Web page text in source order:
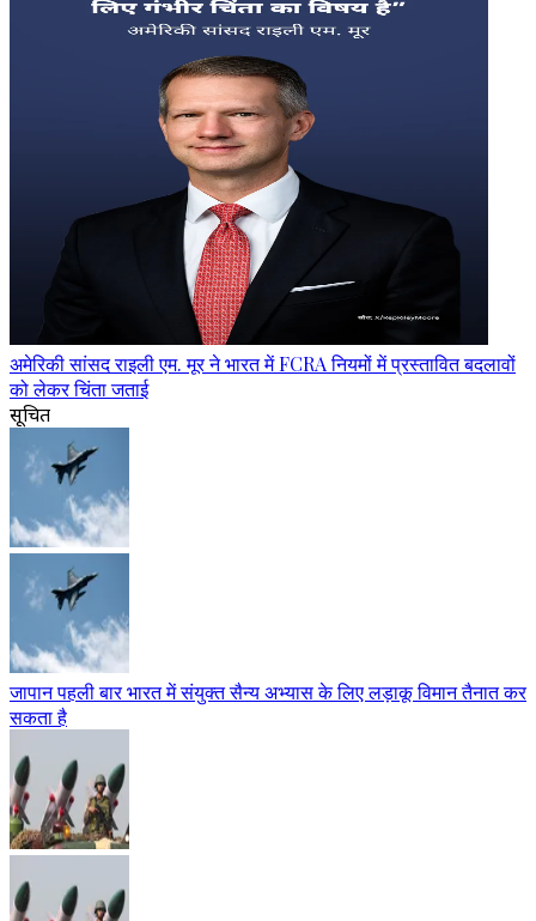
अमेरिकी सांसद राइली एम. मूर ने भारत में FCRA नियमों में प्रस्तावित बदलावों
को लेकर चिंता जताई
सूचित
जापान पहली बार भारत में संयुक्त सैन्य अभ्यास के लिए लड़ाकू विमान तैनात कर
सकता है